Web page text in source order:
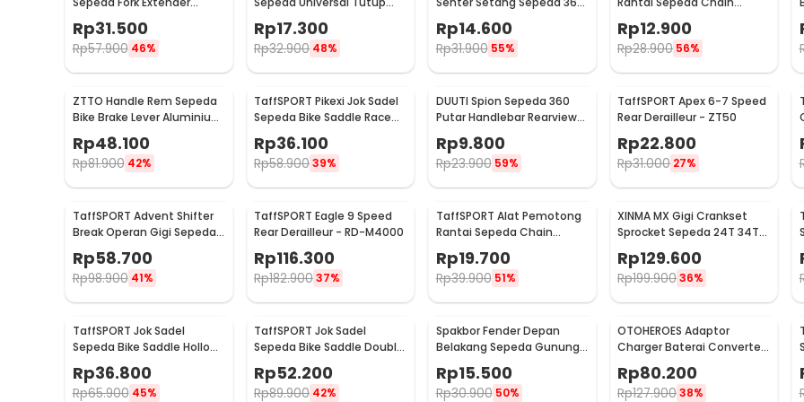
Aluminium Alloy 121mm -
SD53
Rp31.500
Rp57.900 46%
Setang Anti Slip Handlebar
- CL8455
Rp17.300
Rp32.900 48%
Derajat - ZH1035
Rp14.600
Rp31.900 55%
Rp12.900
Rp28.900 56%
ZTTO Handle Rem Sepeda
Bike Brake Lever Aluminium
1 Pair - CBL-09
Rp48.100
Rp81.900 42%
TaffSPORT Pikexi Jok Sadel
Sepeda Bike Saddle Race
Ergonomic Anti Air - FX20
Rp36.100
Rp58.90039%
DUUTI Spion Sepeda 360
Putar Handlebar Rearview
Mirror Universal 1 PCS -
LY4437
Rp9.800
Rp23.900 59%
TaffSPORT Apex 6-7 Speed
Rear Derailleur - ZT50
Rp22.800
Rp31.000 27%
TaffSPORT Advent Shifter
Break Operan Gigi Sepeda
3x8 Speed 2 PCS - SL-M310
Rp58.700
Rp98.900 41%
TaffSPORT Eagle 9 Speed
Rear Derailleur - RD-M4000
Rp116.300
Rp182.90037%
TaffSPORT Alat Pemotong
Rantai Sepeda Chain
Rp19.700
Rp39.900 51%
XINMA MX Gigi Crankset
Sprocket Sepeda 24T 34T
42T 7/8/9 Speed - TL-82-L
Rp129.600
Rp199.90036%
TaffSPORT Jok Sadel
Sepeda Bike Saddle Hollow
Ergonomic Breathable - YF-
1034
Rp36.800
Rp65.900 45%
TaffSPORT Jok Sadel
Sepeda Bike Saddle Double
ZF15
Rp52.200
Rp89.900 42%
Spakbor Fender Depan
Belakang Sepeda Gunung
Rp15.500
Rp30.900 50%
OTOHEROES Adaptor
Charger Baterai Converter
Aki Motor Skuter 48V 20Ah -
YF2021-12
Rp80.200
Rp127.90038%